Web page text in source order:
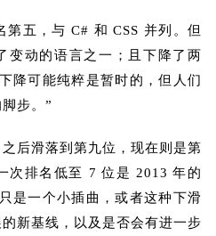
第五，与 C# 和 CSS 并列。但
变动的语言之一；且下降了两
降可能纯粹是暂时的，但人们
步。”
后滑落到第九位，现在则是第
次排名低至 7 位是 2013 年的
是一个小插曲，或者这种下滑
新基线，以及是否会有进一步